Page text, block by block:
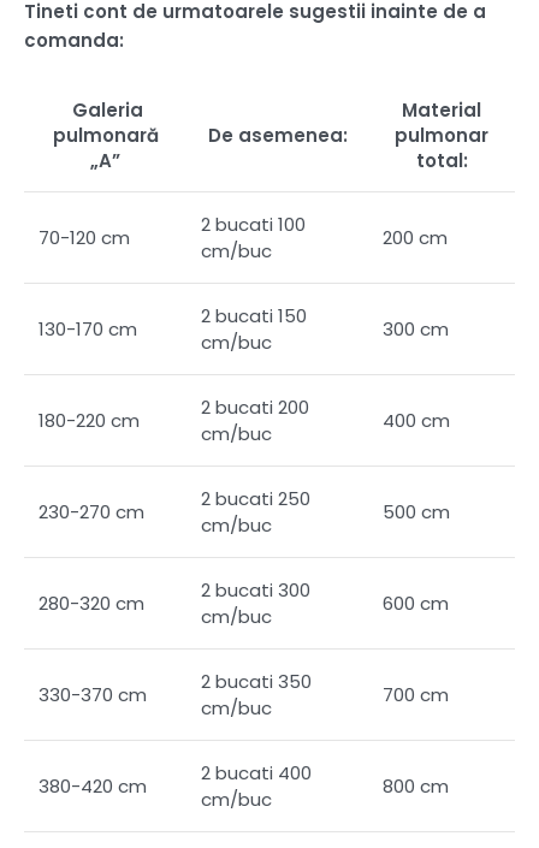
Tineti cont de urmatoarele sugestii inainte de a
comanda:
Galeria
pulmonară
„A”
De asemenea:
Material
pulmonar
total:
70-120 cm
2 bucati 100
cm/buc
200 cm
130-170 cm
2 bucati 150
cm/buc
300 cm
180-220 cm
2 bucati 200
cm/buc
400 cm
230-270 cm
2 bucati 250
cm/buc
500 cm
280-320 cm
2 bucati 300
cm/buc
600 cm
330-370 cm
2 bucati 350
cm/buc
700 cm
380-420 cm
2 bucati 400
cm/buc
800 cm